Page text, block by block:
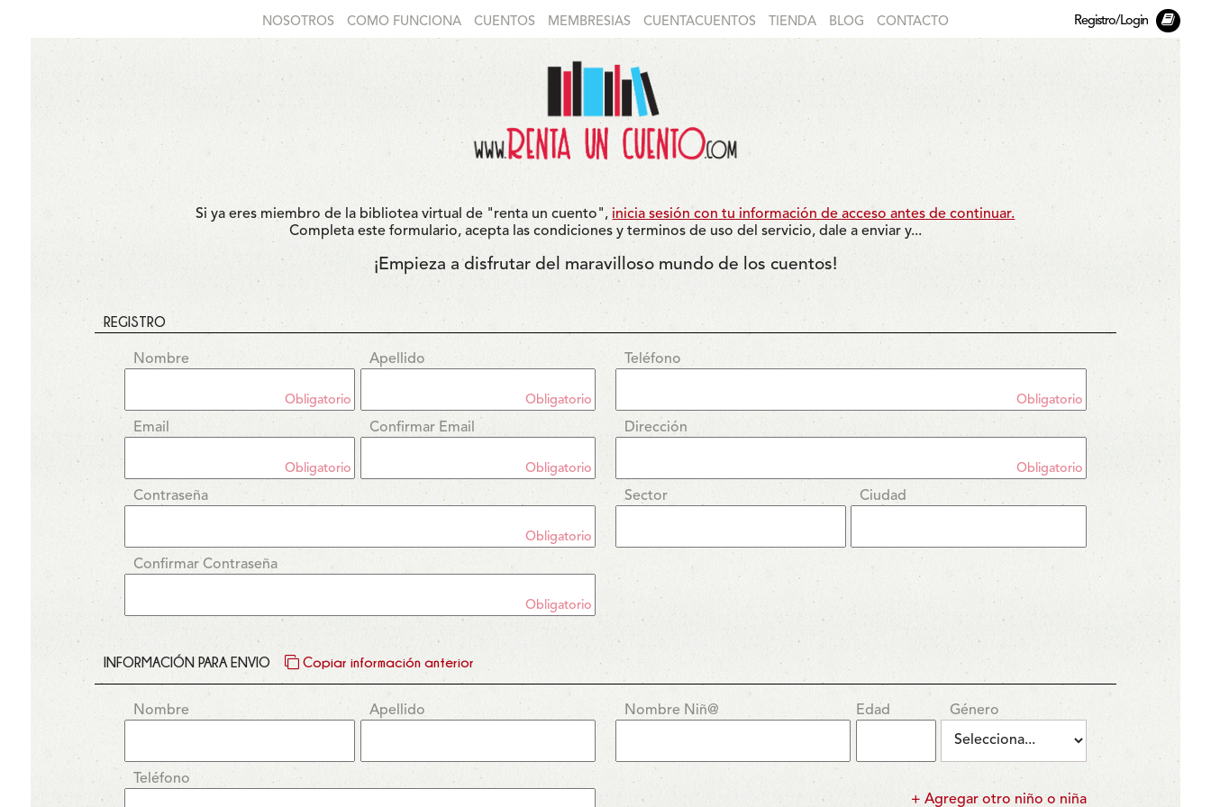
NOSOTROS COMO FUNCIONA CUENTOS MEMBRESIAS CUENTACUENTOS TIENDA BLOG CONTACTO Registro/Login
Si ya eres miembro de la bibliotea virtual de "renta un cuento", inicia sesión con tu información de acceso antes de continuar.
Completa este formulario, acepta las condiciones y terminos de uso del servicio, dale a enviar y...
¡Empieza a disfrutar del maravilloso mundo de los cuentos!
REGISTRO
Nombre
Obligatorio
Apellido
Obligatorio
Email
Obligatorio
Confirmar Email
Obligatorio
Contraseña
Obligatorio
Confirmar Contraseña
Obligatorio
Teléfono
Obligatorio
Dirección
Obligatorio
Sector Ciudad
INFORMACIÓN PARA ENVIO Copiar información anterior
Nombre Apellido
Teléfono
Nombre Niñ@ Edad Género
+ Agregar otro niño o niña